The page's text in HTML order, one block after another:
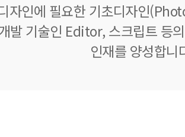
자인에 필요한 기초디자인
발 기술인 Editor, 스크립트 등
인재를 양성합니